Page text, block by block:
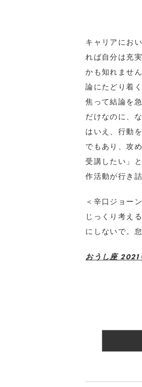
キャリアにお
れば自分は充
かも知れませ
論にたどり着
焦って結論を
だけなのに、
はいえ、行動
でもあり、攻
受講したい」
作活動が行き
＜辛口ジョー
じっくり考え
にしないで。
おうし座 2021